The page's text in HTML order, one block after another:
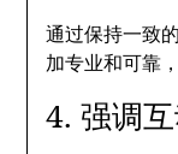
通过保持一致
加专业和可靠
4. 强调